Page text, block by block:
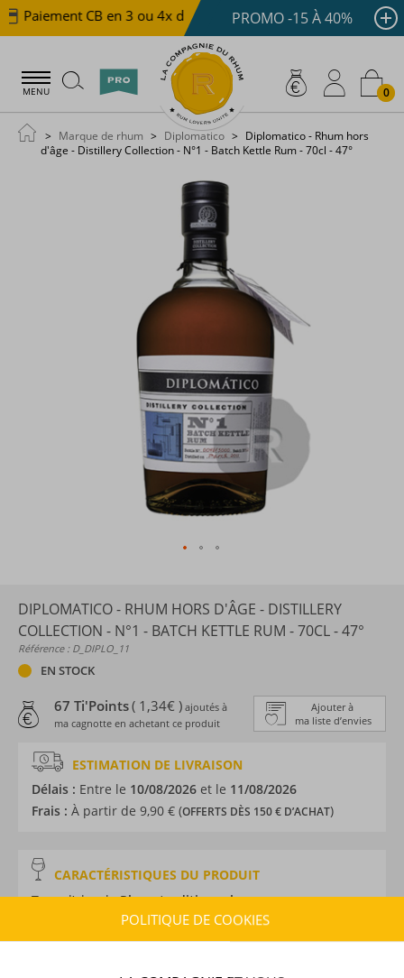
Paiement CB en 3 ou 4x dès 100 € Livraison offerte
PROMO -15 À 40%
MENU 0
Marque de rhum Diplomatico
Diplomatico - Rhum hors
d'âge - Distillery Collection - N°1 - Batch Kettle Rum - 70cl - 47°
DIPLOMATICO - RHUM HORS D'ÂGE - DISTILLERY
COLLECTION - N°1 - BATCH KETTLE RUM - 70CL - 47°
Référence : D_DIPLO_11
EN STOCK
Ajouter à
ma liste d’envies
67 Ti'Points( 1,34€ ) ajoutés à
ma cagnotte en achetant ce produit
ESTIMATION DE LIVRAISON
Délais : Entre le 10/08/2026 et le 11/08/2026
Frais : À partir de 9,90 € (OFFERTS DÈS 150 € D’ACHAT)
CARACTÉRISTIQUES DU PRODUIT
Type d’alcool :Rhum traditionnel
Venezuela
Distillation :Alambic
POLITIQUE DE COOKIES